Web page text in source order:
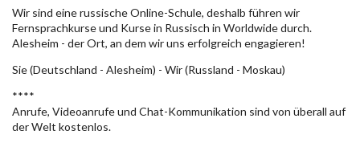
Wir sind eine russische Online-Schule, deshalb führen wir
Fernsprachkurse und Kurse in Russisch in Worldwide durch.
Alesheim - der Ort, an dem wir uns erfolgreich engagieren!
Sie (Deutschland - Alesheim) - Wir (Russland - Moskau)
****
Anrufe, Videoanrufe und Chat-Kommunikation sind von überall auf
der Welt kostenlos.